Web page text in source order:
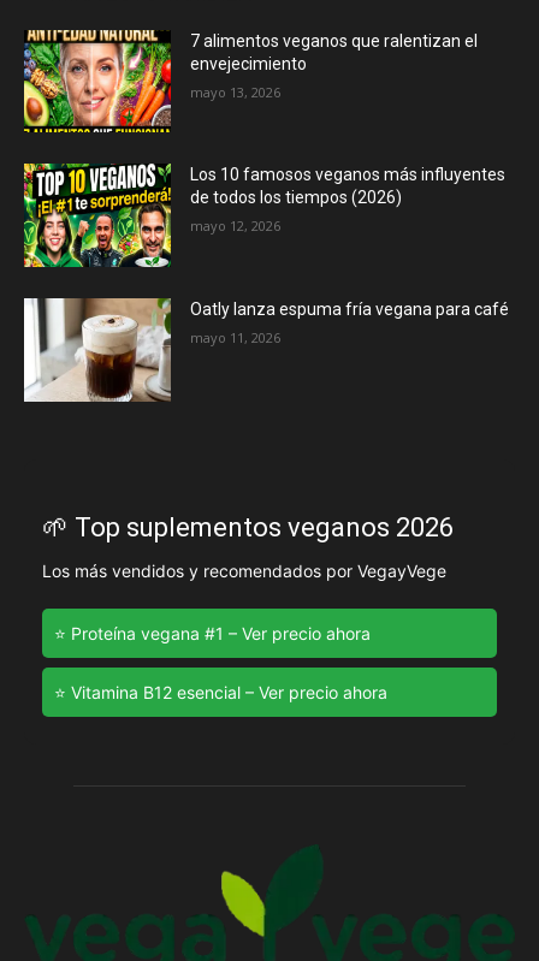
7 alimentos veganos que ralentizan el
envejecimiento
mayo 13, 2026
Los 10 famosos veganos más influyentes
de todos los tiempos (2026)
mayo 12, 2026
Oatly lanza espuma fría vegana para café
mayo 11, 2026
🌱 Top suplementos veganos 2026
Los más vendidos y recomendados por VegayVege
⭐ Proteína vegana #1 – Ver precio ahora
⭐ Vitamina B12 esencial – Ver precio ahora